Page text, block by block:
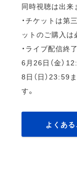
同時視聴は出来
・チケットは第
ットのご購入は
・ライブ配信終
6月26日（金）
8日（日）23:59
す。
よくあ